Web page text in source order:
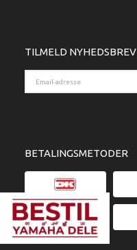
TILMELD NYHEDSBREV
BETALINGSMETODER